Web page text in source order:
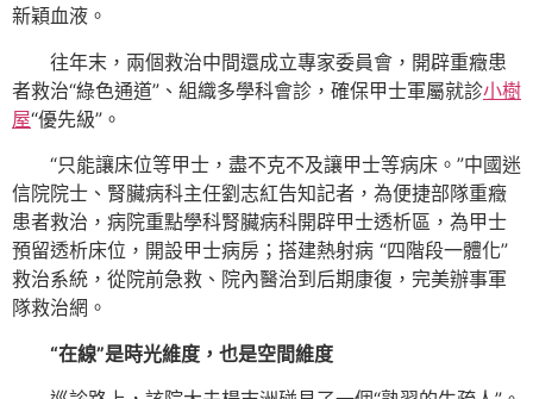
新穎血液。
往年末，兩個救治中間還成立專家委員會，開辟重癥患
者救治“綠色通道”、組織多學科會診，確保甲士軍屬就診小樹
屋“優先級”。
“只能讓床位等甲士，盡不克不及讓甲士等病床。”中國迷
信院院士、腎臟病科主任劉志紅告知記者，為便捷部隊重癥
患者救治，病院重點學科腎臟病科開辟甲士透析區，為甲士
預留透析床位，開設甲士病房；搭建熱射病 “四階段一體化”
救治系統，從院前急救、院內醫治到后期康復，完美辦事軍
隊救治網。
“在線”是時光維度，也是空間維度